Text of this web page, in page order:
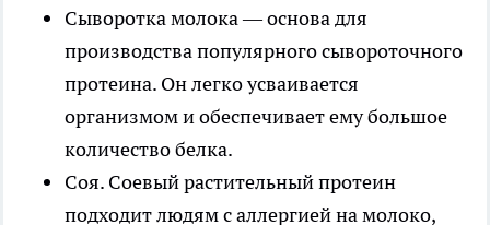
Сыворотка молока — основа для
производства популярного сывороточного
протеина. Он легко усваивается
организмом и обеспечивает ему большое
количество белка.
Соя. Соевый растительный протеин
подходит людям с аллергией на молоко,